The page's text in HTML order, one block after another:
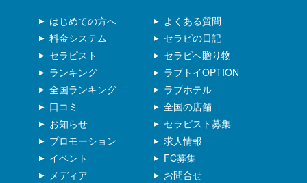
はじめての方へ
プロモーション
ラブホテル
料金システム
イベント
全国の店舗
セラピスト
メディア
セラピスト募集
ランキング
よくある質問
求人情報
全国ランキング
セラピの日記
FC募集
口コミ
セラピへ贈り物
お問合せ
お知らせ
ラブトイOPTION